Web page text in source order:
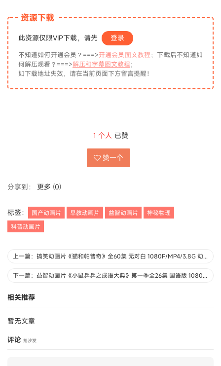
资源下载
此资源仅限VIP下载，请先 登录
不知道如何开通会员？===>开通会员图文教程；下载后不知道如
何解压观看？===>解压和字幕图文教程；
如下载地址失效，请在当前页面下方留言提醒！
1 个人 已赞
赞一个
分享到： 更多 (0)
标签： 国产动画片 早教动画片 益智动画片
神秘物理
科普动画片
上一篇：搞笑动画片《猫和帕普奇》全60集 无对白 1080P/MP4/3.8G 动画片猫和帕普奇下载
下一篇：益智动画片《小鼠乒乒之成语大典》第一季全26集 国语版 1080P/MP4/1.23G 动画片小鼠乒乒下载
相关推荐
暂无文章
评论 抢沙发